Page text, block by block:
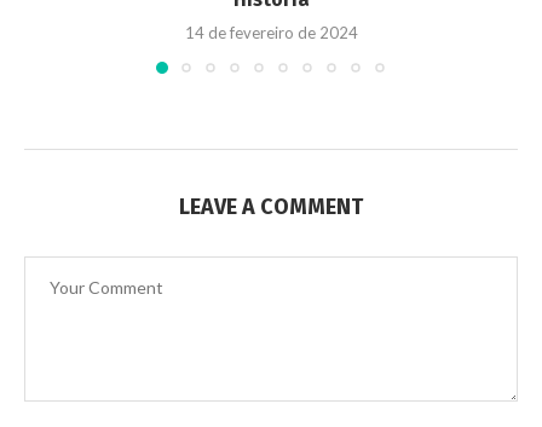
14 de fevereiro de 2024
LEAVE A COMMENT